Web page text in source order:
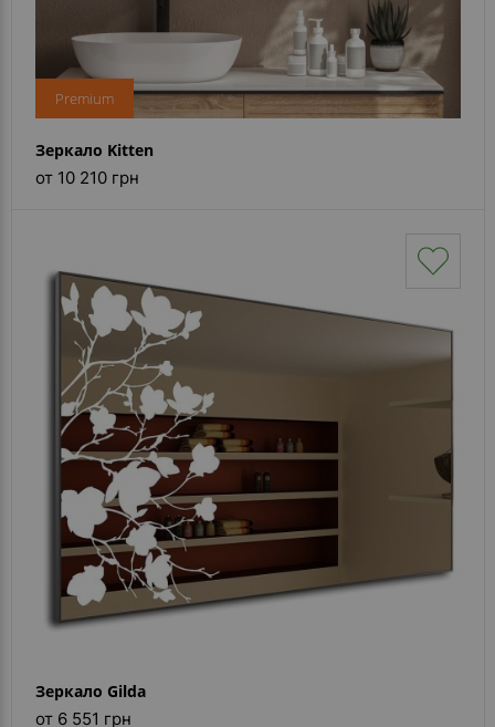
Premium
Зеркало Kitten
от 10 210 грн
Зеркало Gilda
от 6 551 грн